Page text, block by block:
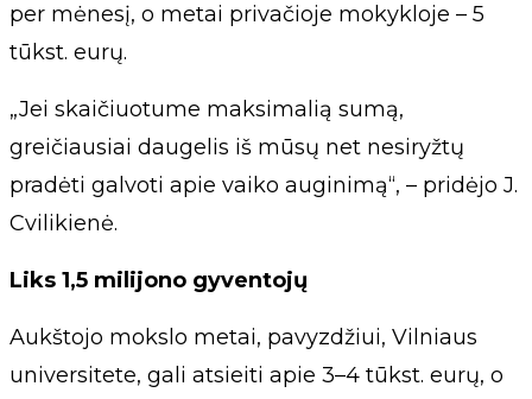
per mėnesį, o metai privačioje mokykloje – 5
tūkst. eurų.
„Jei skaičiuotume maksimalią sumą,
greičiausiai daugelis iš mūsų net nesiryžtų
pradėti galvoti apie vaiko auginimą“, – pridėjo J.
Cvilikienė.
Liks 1,5 milijono gyventojų
Aukštojo mokslo metai, pavyzdžiui, Vilniaus
universitete, gali atsieiti apie 3–4 tūkst. eurų, o